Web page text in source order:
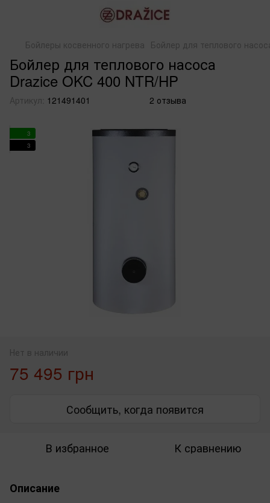
Бойлеры косвенного нагрева Бойлер для теплового
Бойлер для теплового насоса
Drazice OKC 400 NTR/HP
Артикул: 121491401 2 отзыва
3
3
Нет в наличии
75 495 грн
Сообщить, когда появится
В избранное К сравнению
Описание